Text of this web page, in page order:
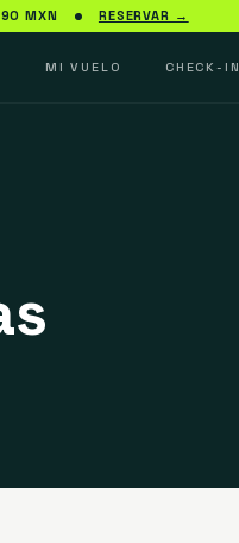
MXN RESERVAR →
MI VUELO CHECK-IN